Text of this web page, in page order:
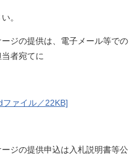
。
の提供は、電子メール等での
者宛てに
ァイル／22KB]
の提供申込は入札説明書等公